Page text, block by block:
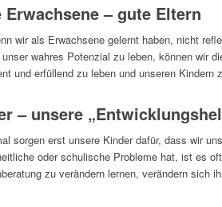
Erwachsene – gute Eltern
wir als Erwachsene gelernt haben, nicht
wahres Potenzial zu leben, können wir
und erfüllend zu leben und unseren Kindern
– unsere
sorgen erst unsere Kinder dafür, dass wir
oder schulische Probleme hat, ist es
zu verändern lernen, verändern sich